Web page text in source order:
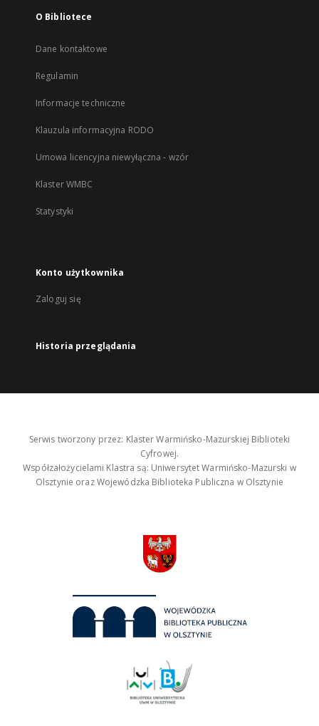
O Bibliotece
Dane kontaktowe
Regulamin
Informacje techniczne
Klauzula informacyjna RODO
Umowa licencyjna niewyłączna - wzór
Klaster WMBC
Statystyki
Konto użytkownika
Zaloguj się
Historia przeglądania
Serwis tworzony przez: Klaster Warmińsko-Mazurskiej Biblioteki
Cyfrowej.
Współzałożycielami Klastra są: Uniwersytet Warmińsko-Mazurski w
Olsztynie oraz Wojewódzka Biblioteka Publiczna w Olsztynie